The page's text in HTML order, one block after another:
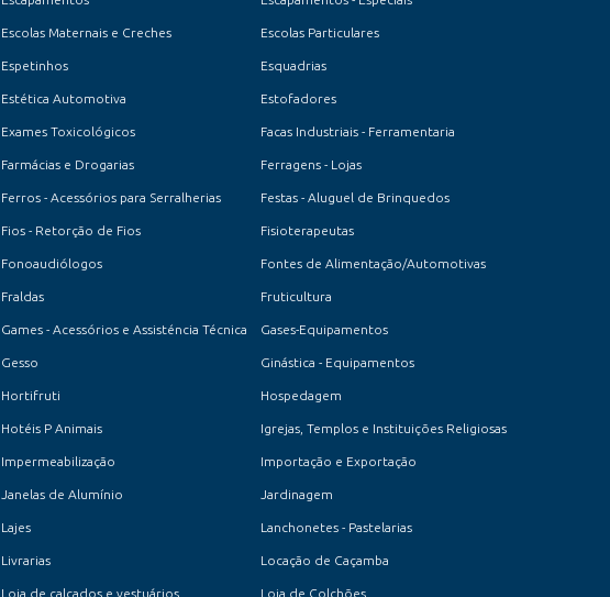
Escolas Maternais e Creches Escolas Particulares
Espetinhos Esquadrias
Estética Automotiva Estofadores
Exames Toxicológicos Facas Industriais - Ferramentaria
Farmácias e Drogarias Ferragens - Lojas
Ferros - Acessórios para Serralherias Festas - Aluguel de Brinquedos
Fios - Retorção de Fios Fisioterapeutas
Fonoaudiólogos Fontes de Alimentação/Automotivas
Fraldas Fruticultura
Games - Acessórios e Assisténcia Técnica Gases-Equipamentos
Gesso Ginástica - Equipamentos
Hortifruti Hospedagem
Hotéis P Animais Igrejas, Templos e Instituições Religiosas
Impermeabilização Importação e Exportação
Janelas de Alumínio Jardinagem
Lajes Lanchonetes - Pastelarias
Livrarias Locação de Caçamba
Loja de calçados e vestuários Loja de Colchões